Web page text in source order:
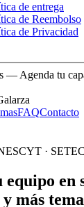
de entrega
de Reembolso
de Privacidad